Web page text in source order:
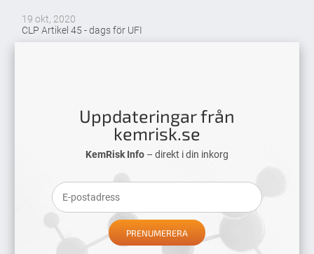
19 okt, 2020
CLP Artikel 45 - dags för UFI
Uppdateringar från
kemrisk.se
KemRisk Info – direkt i din inkorg